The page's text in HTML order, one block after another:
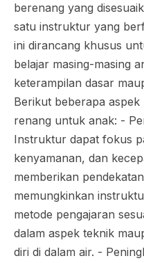
berenang yang
satu instruktur yang
ini dirancang khusus
belajar masing-masing
keterampilan dasar
Berikut beberapa
renang untuk anak: -
Instruktur dapat fokus
kenyamanan, dan
memberikan
memungkinkan
metode pengajaran
dalam aspek teknik
diri di dalam air. -